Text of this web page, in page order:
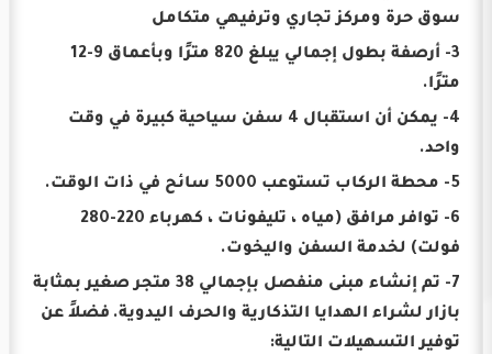
سوق حرة ومركز تجاري وترفيهي متكامل
3- أرصفة بطول إجمالي يبلغ 820 مترًا وبأعماق 9-12
مترًا.
4- يمكن أن استقبال 4 سفن سياحية كبيرة في وقت
واحد.
5- محطة الركاب تستوعب 5000 سائح في ذات الوقت.
6- توافر مرافق (مياه ، تليفونات ، كهرباء 220-280
فولت) لخدمة السفن واليخوت.
7- تم إنشاء مبنى منفصل بإجمالي 38 متجر صغير بمثابة
بازار لشراء الهدايا التذكارية والحرف اليدوية. فضلاً عن
توفير التسهيلات التالية: